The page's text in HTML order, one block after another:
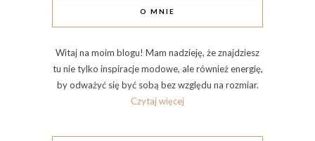
O MNIE
Witaj na moim blogu! Mam nadzieję, że znajdziesz
tu nie tylko inspiracje modowe, ale również energię,
by odważyć się być sobą bez względu na rozmiar.
Czytaj więcej